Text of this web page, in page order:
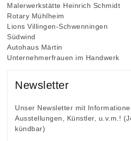
Malerwerkstätte Heinrich Schmidt
Rotary Mühlheim
Lions Villingen-Schwenningen
Südwind
Autohaus Märtin
Unternehmerfrauen im Handwerk
Newsletter
Unser Newsletter mit
Ausstellungen, Künstler, u.v.m.!
kündbar)